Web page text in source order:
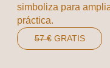
simboliza para
práctica.
57 €GRATIS